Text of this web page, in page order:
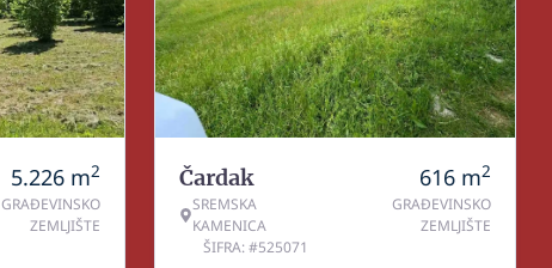
5.226 m2
GRAĐEVINSKO
ZEMLJIŠTE
Čardak
SREMSKA
KAMENICA
ŠIFRA: #525071
616 m2
GRAĐEVINSKO
ZEMLJIŠTE